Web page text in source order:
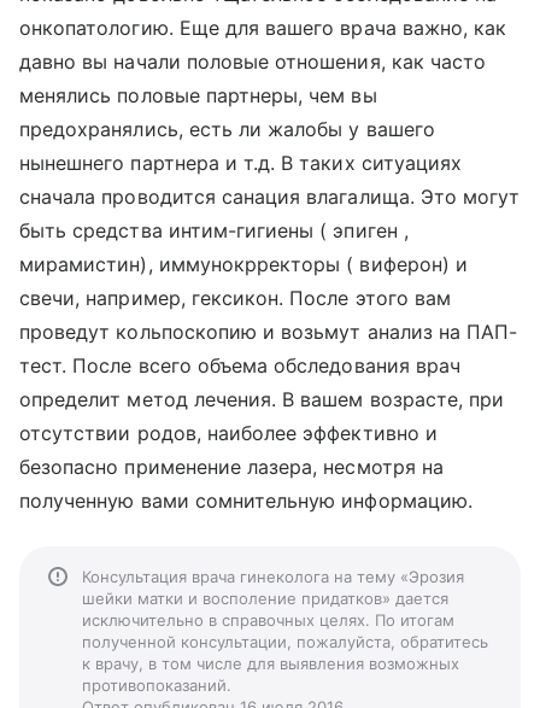
онкопатологию. Еще для вашего врача важно, как
давно вы начали половые отношения, как часто
менялись половые партнеры, чем вы
предохранялись, есть ли жалобы у вашего
нынешнего партнера и т.д. В таких ситуациях
сначала проводится санация влагалища. Это могут
быть средства интим-гигиены ( эпиген ,
мирамистин), иммунокрректоры ( виферон) и
свечи, например, гексикон. После этого вам
проведут кольпоскопию и возьмут анализ на ПАП-
тест. После всего объема обследования врач
определит метод лечения. В вашем возрасте, при
отсутствии родов, наиболее эффективно и
безопасно применение лазера, несмотря на
полученную вами сомнительную информацию.
Консультация врача гинеколога на тему «Эрозия
шейки матки и восполение придатков» дается
исключительно в справочных целях. По итогам
полученной консультации, пожалуйста, обратитесь
к врачу, в том числе для выявления возможных
противопоказаний.